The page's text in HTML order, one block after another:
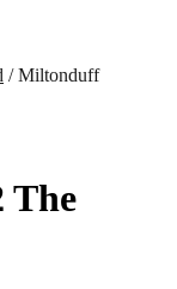
/Miltonduff
The